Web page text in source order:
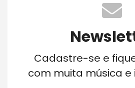
Cadastre-se e
com muita música